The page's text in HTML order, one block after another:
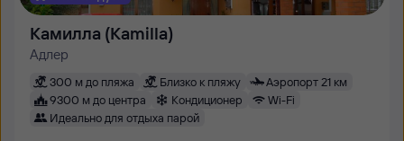
Камилла (Kamilla)
Адлер
300 м до пляжа Близко к пляжу
Аэропорт 21 км
9300 м до центра
Кондиционер
Wi-Fi
Идеально для отдыха парой